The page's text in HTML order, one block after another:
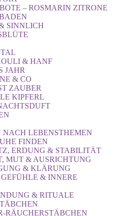
– ROSMARIN ZITRONE
SINNLICH
& HANF
JAHR
& CO
ZAUBER
KIPFERL
NACH LEBENSTHEMEN
FINDEN
ERDUNG & STABILITÄT
MUT & AUSRICHTUNG
& KLÄRUNG
& INNERE
& RITUALE
RÄUCHERSTÄBCHEN